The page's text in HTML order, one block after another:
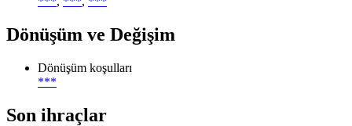
Dönüşüm ve Değişim
Dönüşüm koşulları
***
Son ihraçlar